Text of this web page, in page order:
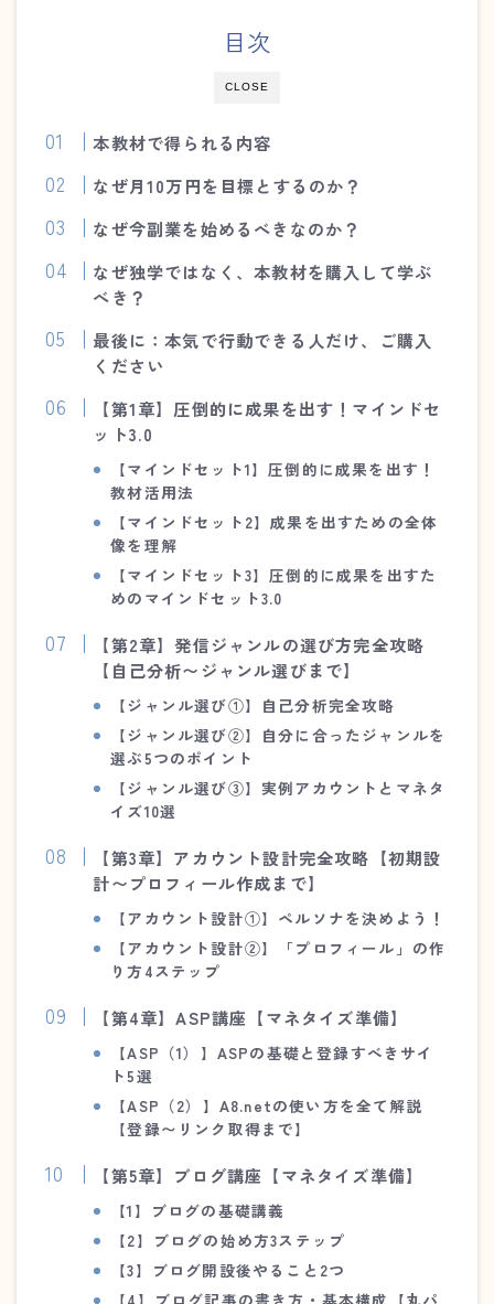
CLOSE
目次
本教材で得られる内容
なぜ月10万円を目標とするのか？
なぜ今副業を始めるべきなのか？
なぜ独学ではなく、本教材を購入して学ぶ
べき？
最後に：本気で行動できる人だけ、ご購入
ください
【第1章】圧倒的に成果を出す！マインドセ
ット3.0
【マインドセット1】 圧倒的に成果を出す！
教材活用法
【マインドセット2】成果を出すための全体
像を理解
【マインドセット3】圧倒的に成果を出すた
めのマインドセット3.0
【第2章】発信ジャンルの選び方完全攻略
【自己分析〜ジャンル選びまで】
【ジャンル選び①】自己分析完全攻略
【ジャンル選び②】自分に合ったジャンルを
選ぶ5つのポイント
【ジャンル選び③】実例アカウントとマネタ
イズ10選
【第3章】アカウント設計完全攻略【初期設
計〜プロフィール作成まで】
【アカウント設計①】ペルソナを決めよう！
【アカウント設計②】「プロフィール」の作
り方4ステップ
【第4章】ASP講座 【マネタイズ準備】
【ASP （1）】ASPの基礎と登録すべきサイ
ト5選
【ASP （2）】A8.netの使い方を全て解説
【登録〜リンク取得まで】
【第5章】ブログ講座 【マネタイズ準備】
【1】ブログの基礎講義
【2】 ブログの始め方3ステップ
【3】ブログ開設後やること2つ
【4】ブログ記事の書き方・基本構成【丸パ